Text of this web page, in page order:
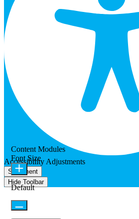
Accessibility Adjustments
Statement
Hide Toolbar
Content Modules
Font Size
Default